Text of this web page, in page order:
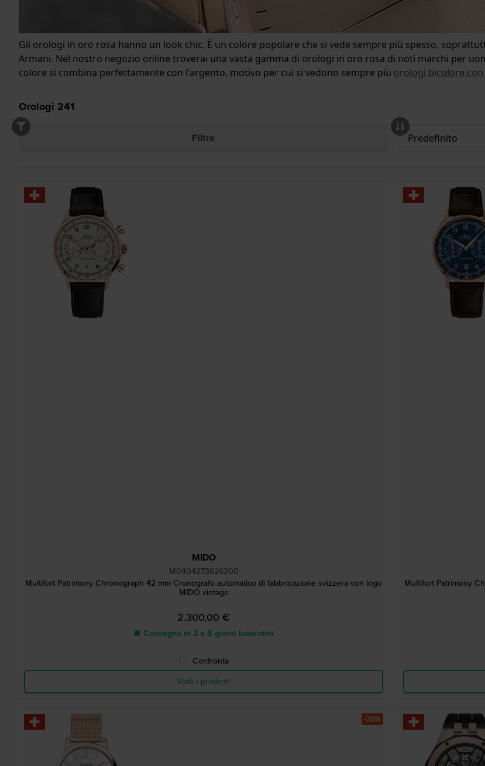
Gli orologi in oro rosa hanno un look chic. È un colore popolare che si vede sempre più spesso,
Armani. Nel nostro negozio online troverai una vasta gamma di orologi in oro rosa di noti marchi per
colore si combina perfettamente con l'argento, motivo per cui si vedono sempre più orologi bicolore
Orologi 241
Filtra
MIDO
M0404273626200
Multifort Patrimony Chronograph 42 mm Cronografo automatico di fabbricazione svizzera con logo
MIDO vintage
2.300,00 €
● Consegna in 2 a 5 giorni lavorativi
Confronta
Vedi i prodotti
Multifort Patrimony
-20%